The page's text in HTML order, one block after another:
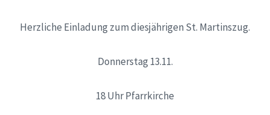
Herzliche Einladung zum diesjährigen St. Martinszug.
Donnerstag 13.11.
18 Uhr Pfarrkirche